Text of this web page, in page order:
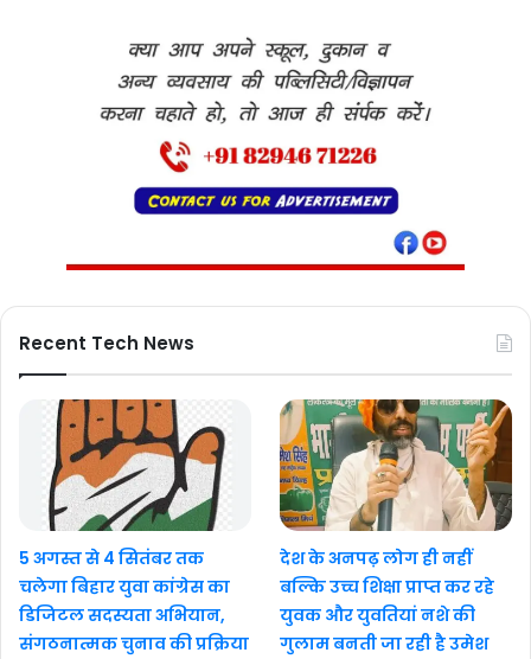
Recent Tech News
5 अगस्त से 4 सितंबर तक
चलेगा बिहार युवा कांग्रेस का
डिजिटल सदस्यता अभियान,
संगठनात्मक चुनाव की प्रक्रिया
देश के अनपढ़ लोग ही नहीं
बल्कि उच्च शिक्षा प्राप्त कर रहे
युवक और युवतियां नशे की
गुलाम बनती जा रही है उमेश